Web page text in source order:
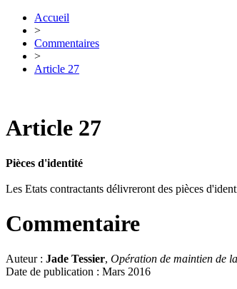
Accueil
>
Commentaires
>
Article 27
Article 27
Pièces d'identité
Les Etats contractants délivreront des pièces
Commentaire
Auteur : Jade Tessier, Opération de maintien de
Date de publication : Mars 2016